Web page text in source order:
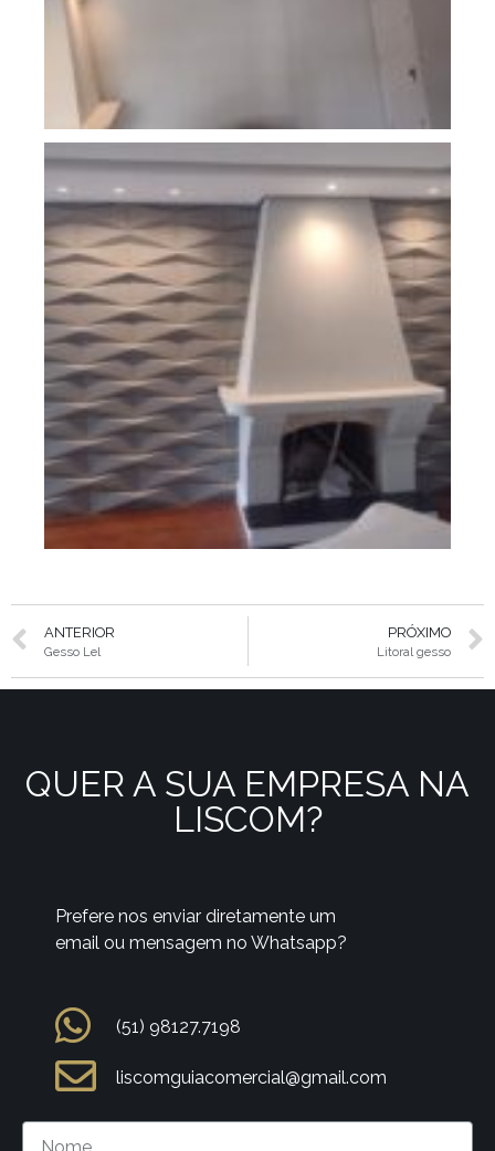
ANTERIOR
Gesso Lel
PRÓXIMO
Litoral gesso
QUER A SUA EMPRESA NA
LISCOM?
Prefere nos enviar diretamente um
email ou mensagem no Whatsapp?
(51) 98127.7198
liscomguiacomercial@gmail.com